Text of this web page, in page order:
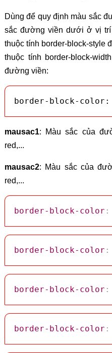
Dùng để quy định màu sắc
sắc đường viền dưới ở vị
thuộc tính border-block-style
thuộc tính border-block-
đường viền:
border-block-color:
mausac1: Màu sắc của
red,...
mausac2: Màu sắc của
red,...
border-block-color :
border-block-color :
border-block-color :
border-block-color :